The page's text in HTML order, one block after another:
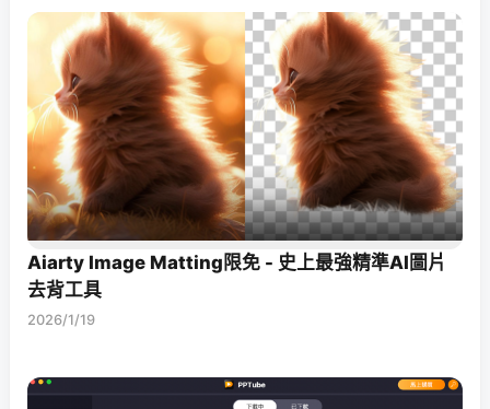
Aiarty Image Matting限免 - 史上最強精準AI圖片
去背工具
2026/1/19